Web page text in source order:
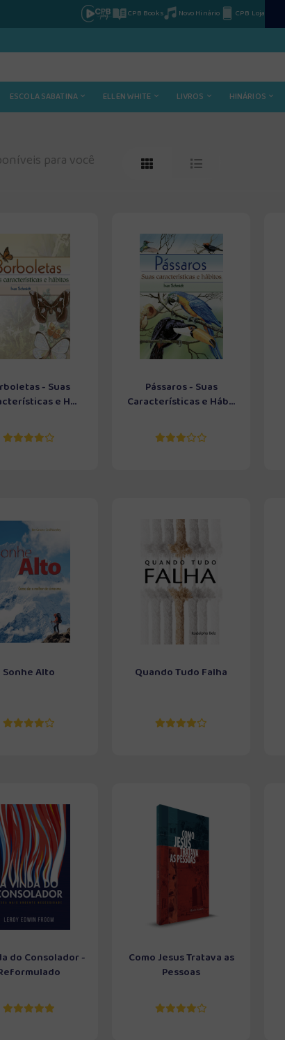
CPB Books Novo Hinário CPB Loja
ESCOLA SABATINA ELLEN WHITE LIVROS HINÁRIOS
para você
- Suas
e H...
Pássaros - Suas
Características e Háb...
Sonhe Alto Quando Tudo Falha
do Consolador -
Como Jesus Tratava as
Pessoas